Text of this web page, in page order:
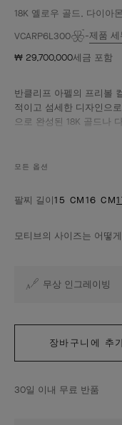
18K 옐로우 골드, 다이아
VCARP6L300
제품
₩ 29,700,000세금 포함
반클리프 아펠의 프리볼
적이고 섬세한 디자인으
으로 완성된 18K 골드나
모델.
모든 옵션
팔찌 길이15 CM16 CM
모티브의 사이즈는 어떻
무상 인그레이빙
장바구니에 추
30일 이내 무료 반품